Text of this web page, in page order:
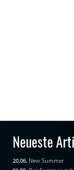
Neueste
20.06. New Summer